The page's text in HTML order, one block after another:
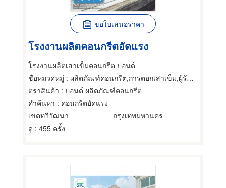
ขอใบเสนอราคา
โรงงานผลิตคอนกรีตอัดแรง
โรงงานผลิตเสาเข็มคอนกรีต ปอนด์
ชื่อหมวดหมู่ : ผลิตภัณฑ์คอนกรีต,การตอกเสาเข็ม,ผู้รับเหมาตอกและเจาะเสาเข็ม
ตราสินค้า : ปอนด์ ผลิตภัณฑ์คอนกรีต
คำค้นหา : คอนกรีตอัดแรง
เขตทวีวัฒนา
กรุงเทพมหานคร
ดู : 455 ครั้ง